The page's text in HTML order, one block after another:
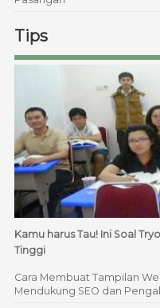
Tips
Kamu harus Tau! Ini Soal
Tinggi
Cara Membuat Tampilan
Mendukung SEO dan